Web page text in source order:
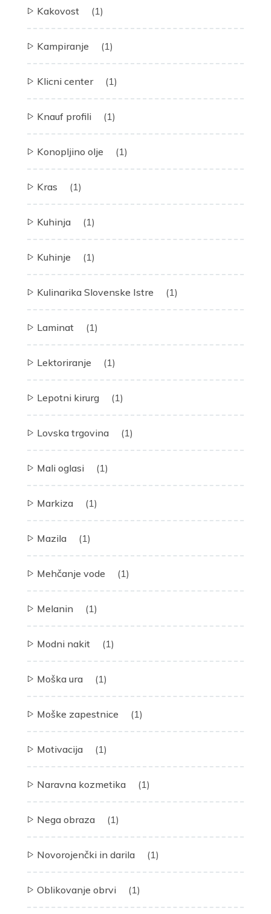
Kakovost (1)
Kampiranje (1)
Klicni center (1)
Knauf profili (1)
Konopljino olje (1)
Kras (1)
Kuhinja (1)
Kuhinje (1)
Kulinarika Slovenske Istre (1)
Laminat (1)
Lektoriranje (1)
Lepotni kirurg (1)
Lovska trgovina (1)
Mali oglasi (1)
Markiza (1)
Mazila (1)
Mehčanje vode (1)
Melanin (1)
Modni nakit (1)
Moška ura (1)
Moške zapestnice (1)
Motivacija (1)
Naravna kozmetika (1)
Nega obraza (1)
Novorojenčki in darila (1)
Oblikovanje obrvi (1)